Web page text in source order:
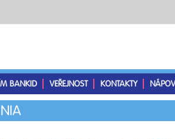
BANKID VEŘEJNOST KONTAKTY